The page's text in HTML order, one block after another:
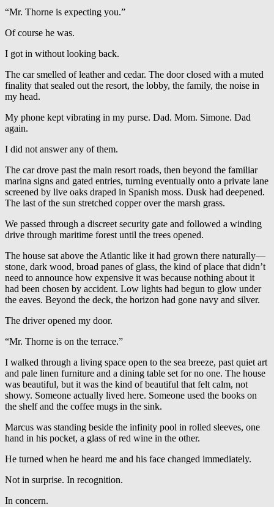
“Mr. Thorne is expecting you.”
Of course he was.
I got in without looking back.
The car smelled of leather and cedar. The door closed with a muted
finality that sealed out the resort, the lobby, the family, the noise in
my head.
My phone kept vibrating in my purse. Dad. Mom. Simone. Dad
again.
I did not answer any of them.
The car drove past the main resort roads, then beyond the familiar
marina signs and gated entries, turning eventually onto a private lane
screened by live oaks draped in Spanish moss. Dusk had deepened.
The last of the sun stretched copper over the marsh grass.
We passed through a discreet security gate and followed a winding
drive through maritime forest until the trees opened.
The house sat above the Atlantic like it had grown there naturally—
stone, dark wood, broad panes of glass, the kind of place that didn’t
need to announce how expensive it was because nothing about it
had been chosen by accident. Low lights had begun to glow under
the eaves. Beyond the deck, the horizon had gone navy and silver.
The driver opened my door.
“Mr. Thorne is on the terrace.”
I walked through a living space open to the sea breeze, past quiet art
and pale linen furniture and a dining table set for no one. The house
was beautiful, but it was the kind of beautiful that felt calm, not
showy. Someone actually lived here. Someone used the books on
the shelf and the coffee mugs in the sink.
Marcus was standing beside the infinity pool in rolled sleeves, one
hand in his pocket, a glass of red wine in the other.
He turned when he heard me and his face changed immediately.
Not in surprise. In recognition.
In concern.